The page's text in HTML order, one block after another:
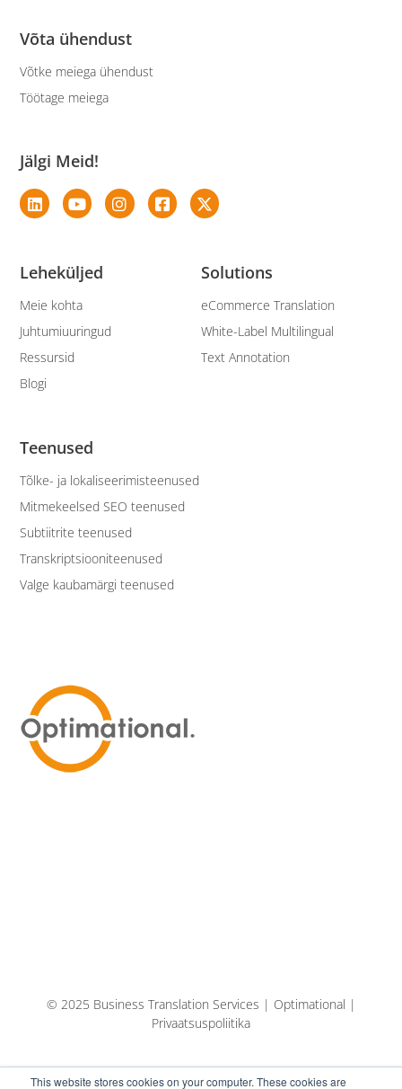
This website stores cookies on your computer. These cookies are
Teenused
Tõlke- ja lokaliseerimisteenused
Mitmekeelsed SEO teenused
Subtiitrite teenused
Transkriptsiooniteenused
Valge kaubamärgi teenused
Solutions
eCommerce Translation
White-Label Multilingual
Text Annotation
Leheküljed
Meie kohta
Juhtumiuuringud
Ressursid
Blogi
Võta ühendust
Võtke meiega ühendust
Töötage meiega
Jälgi Meid!
© 2025 Business Translation Services | Optimational |
Privaatsuspoliitika